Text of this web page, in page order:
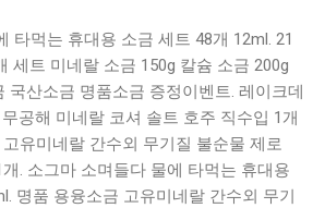
. 다양한 상품들을 상세스펙 과 가격 을
실 수 있도록 순위 추천 해드릴게요. 특
상품 Best 유니콘 멀티페어링 스마트폰
블루투스 키보드, BK-500SB, 일반형, 블
스마트폰 태...
타먹는 휴대용 소금 세트 48개 12ml. 21
세트 미네랄 소금 150g 칼슘 소금 200g
국산소금 명품소금 증정이벤트. 레이크데
공해 미네랄 코셔 솔트 호주 직수입 1개
유미네랄 간수외 무기질 불순물 제로
. 소그마 소며들다 물에 타먹는 휴대용
명품 용융소금 고유미네랄 간수외 무기